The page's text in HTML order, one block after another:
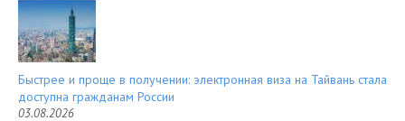
Быстрее и проще в получении: электронная виза на Тайвань стала
доступна гражданам России
03.08.2026